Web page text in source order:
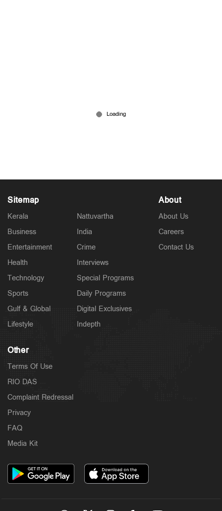
‘യുഡിഎഫ് സർക്കാര്‍ തിരുത്തി; ഇത് എല്‍ഡിഎഫ്
നിലപാടിന്‍റെ വിജയം’; പോസ്റ്റുമായി റിയാസ്
Sitemap
Kerala
Business
Entertainment
Health
Technology
Sports
Gulf & Global
Lifestyle
Nattuvartha
India
Crime
Interviews
Special Programs
Daily Programs
Digital Exclusives
Indepth
About
About Us
Careers
Contact Us
Other
Terms Of Use
RIO DAS
Complaint Redressal
Privacy
FAQ
Media Kit